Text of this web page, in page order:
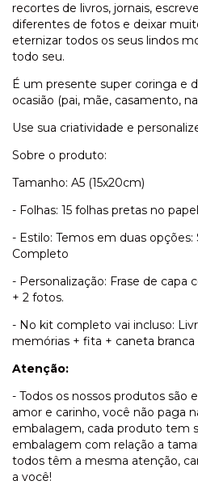
recortes de livros, jornais,
diferentes de fotos e deixar
eternizar todos os seus lindos
todo seu.
É um presente super coringa e
ocasião (pai, mãe, casamento,
Use sua criatividade e
Sobre o produto:
Tamanho: A5 (15x20cm)
- Folhas: 15 folhas pretas no
- Estilo: Temos em duas
Completo
- Personalização: Frase de capa
+ 2 fotos.
- No kit completo vai incluso:
memórias + fita + caneta branca
Atenção:
- Todos os nossos produtos são
amor e carinho, você não paga
embalagem, cada produto tem
embalagem com relação a
todos têm a mesma atenção,
a você!